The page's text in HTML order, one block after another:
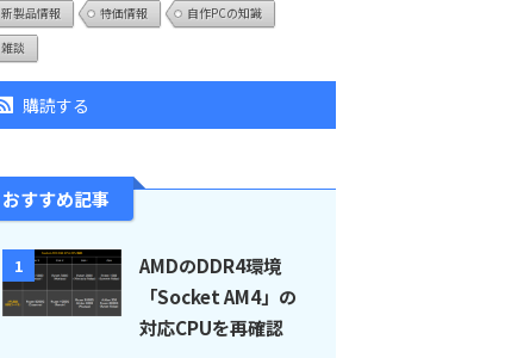
新製品情報
特価情報
自作PCの知識
雑談
購読する
おすすめ記事
1
AMDのDDR4環境
「Socket AM4」の
対応CPUを再確認